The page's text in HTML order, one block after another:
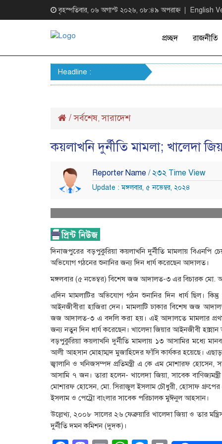
বৃহস্পতিবার, ০৬ অগাস্ট ২০২৬, ০৮:৪৯ অপরাহ্ন English
প্রচ্ছদ রাজনীতি
Headline :
/সর্বশেষ,সারাদেশ
কয়লাখনি দুর্নীতি মামলা; খালেদা
Reporter Name / ২৩২ Time View
Update : মঙ্গলবার, ৫ নভেম্বর, ২০২৪
দিনাজপুরের বড়পুকুরিয়া কয়লাখনি দুর্নীতি মামলায় বিএনপি
অভিযোগ গঠনের শুনানির জন্য দিন ধার্য করেছেন আদালত।
মঙ্গলবার (৫ নভেম্বর) বিশেষ জজ আদালত-৩ এর বিচারক মো.
এদিন মামলাটির অভিযোগ গঠন শুনানির দিন ধার্য ছিল।
আইনজীবীরা হাজিরা দেন। মামলাটি ঢাকার বিশেষ জজ
জজ আদালত-৩ এ বদলি করা হয়। এই আদালতে মামলার প্রথম
জন্য নতুন দিন ধার্য করেছেন। খালেদা জিয়ার আইনজীবী
বড়পুকুরিয়া কয়লাখনি দুর্নীতি মামলায় ১৩ আসামির মধ্যে
আলী আহসান মোহাম্মদ মুজাহিদের ফাঁসি কার্যকর হয়েছে।
জ্বালানি ও খনিজসম্পদ প্রতিমন্ত্রী এ কে এম মোশারফ হোসেন,
আসামি ৭ জন। তারা হলেন- খালেদা জিয়া, সাবেক
মোশারফ হোসেন, মো. সিরাজুল ইসলাম চৌধুরী, হোসাফ গ্রুপের
ইসলাম ও পেট্রো বাংলার সাবেক পরিচালক মুঈনুল আহসান।
উল্লেখ্য, ২০০৮ সালের ২৬ ফেব্রুয়ারি খালেদা জিয়া ও তার
দুর্নীতি দমন কমিশন (দুদক)।